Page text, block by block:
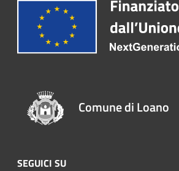
Comune di Loano
SEGUICI SU